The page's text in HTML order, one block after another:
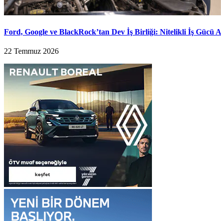
Ford, Google ve BlackRock’tan Dev İş Birliği: Nitelikli İş Gücü
22 Temmuz 2026